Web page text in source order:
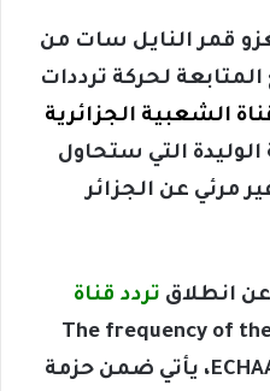
قمر النايل سات من
لحركة ترددات
الشعبية الجزائرية
الوليدة التي ستحاول
مرئي عن الجزائر
انطلاق تردد قناة
The frequency of
ECHAABIA channel The algerian، يأتي ضمن حزمة